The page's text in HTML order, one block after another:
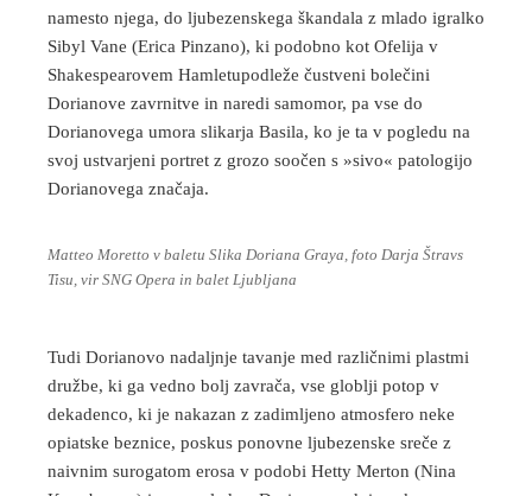
namesto njega, do ljubezenskega škandala z mlado igralko
Sibyl Vane (Erica Pinzano), ki podobno kot Ofelija v
Shakespearovem Hamletupodleže čustveni bolečini
Dorianove zavrnitve in naredi samomor, pa vse do
Dorianovega umora slikarja Basila, ko je ta v pogledu na
svoj ustvarjeni portret z grozo soočen s »sivo« patologijo
Dorianovega značaja.
Matteo Moretto v baletu Slika Doriana Graya, foto Darja Štravs
Tisu, vir SNG Opera in balet Ljubljana
Tudi Dorianovo nadaljnje tavanje med različnimi plastmi
družbe, ki ga vedno bolj zavrača, vse globlji potop v
dekadenco, ki je nakazan z zadimljeno atmosfero neke
opiatske beznice, poskus ponovne ljubezenske sreče z
naivnim surogatom erosa v podobi Hetty Merton (Nina